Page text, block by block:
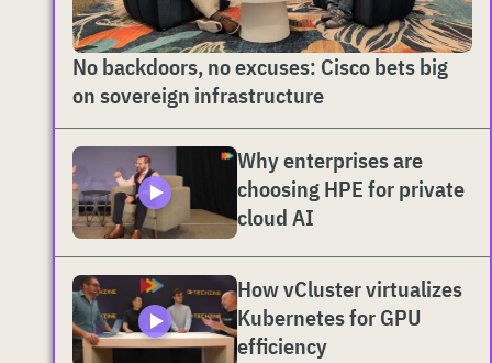
No backdoors, no excuses: Cisco bets big
on sovereign infrastructure
Why enterprises are
choosing HPE for private
cloud AI
How vCluster virtualizes
Kubernetes for GPU
efficiency